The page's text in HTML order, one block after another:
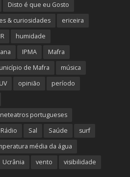
Disto é que eu Gosto
& curiosidades
ericeira
humidade
IPMA
Mafra
de Mafra
música
opinião
período
portugueses
Rádio Sal Saúde
surf
média da água
Ucrânia vento visibilidade